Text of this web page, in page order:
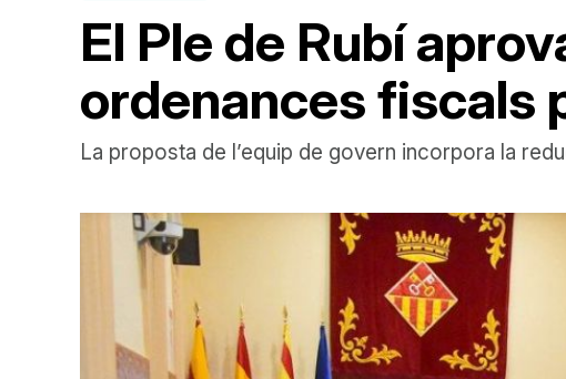
El Ple de Rubí
ordenances fiscals
La proposta de l’equip de govern incorpora la